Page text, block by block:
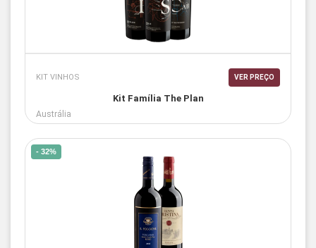
KIT VINHOS VER PREÇO
Kit Família The Plan
Austrália
- 32%